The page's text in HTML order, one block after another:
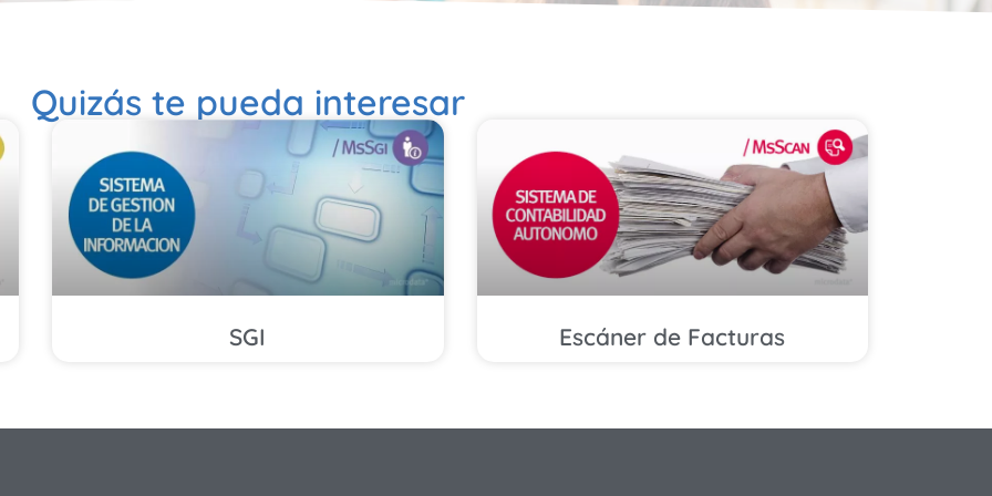
Quizás te pueda interesar
SGI Escáner de Facturas